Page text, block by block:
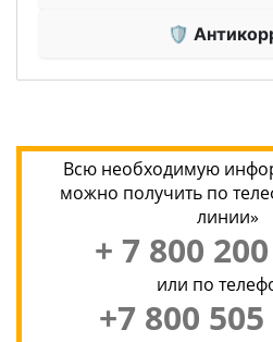
🛡
Всю необходимую
можно получить по
линии»
+ 7 800
или по
+7 800